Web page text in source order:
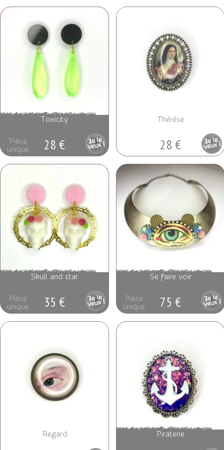
Toxicity
Pièce
unique
28 €
Thérése
28 €
Skull and star
Pièce
unique
35 €
Se faire voir
Pièce
unique
75 €
Regard Piraterie